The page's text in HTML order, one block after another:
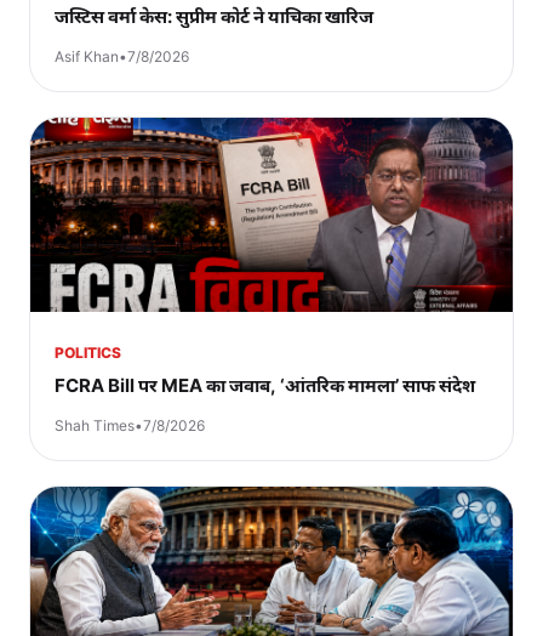
जस्टिस वर्मा केस: सुप्रीम कोर्ट ने याचिका खारिज
Asif Khan•7/8/2026
POLITICS
FCRA Bill पर MEA का जवाब, ‘आंतरिक मामला’ साफ संदेश
Shah Times•7/8/2026